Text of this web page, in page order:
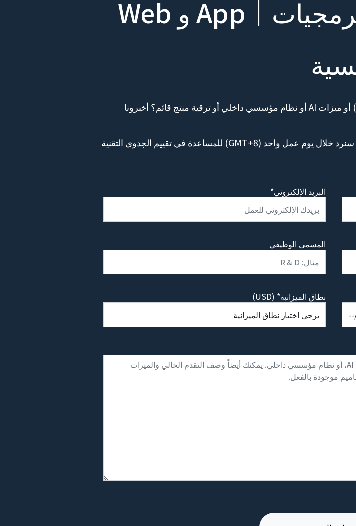
استشارات تطوير البرمجيات｜App و Web
هل تستعدون لتطوير App أو منصة Web (أو توسيع الميزات) أو ميزات AI أو نظام مؤسسي داخلي أو ترقية منتج قائم؟ أخبرونا
يرجى مشاركة أهداف المشروع والميزانية والجدول الزمني. سنرد خلال يوم عمل واحد (GMT+8) للمساعدة في تقييم الجدوى التقنية
البريد الإلكتروني*
المسمى الوظيفي
نطاق الميزانية* (USD)